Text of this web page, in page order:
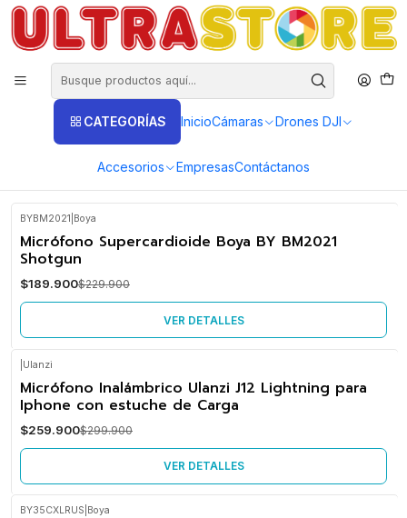
CATEGORÍAS InicioCámaras Drones DJI
Accesorios EmpresasContáctanos
DISTRIBUIDORES EXCLUSIVOS INSTA360, GOPRO, DJI
Inicio Fotografía y Video Micrófonos
Ambiente Omnidireccionales
Ambiente Omnidireccionales
micrófonos de ambiente
FILTROS
-17%
OFF
BYBM2021 Boya
Micrófono Supercardioide Boya BY BM2021
Shotgun
$189.900$229.900
VER DETALLES
-13%
OFF
Ulanzi
Micrófono Inalámbrico Ulanzi J12 Lightning para
Iphone con estuche de Carga
$259.900$299.900
VER DETALLES
BY35CXLRUS Boya